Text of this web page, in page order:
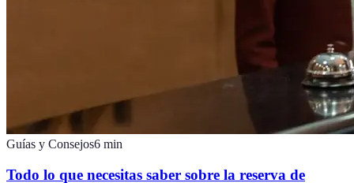
Guías y Consejos6 min
Todo lo que necesitas saber sobre la reserva de